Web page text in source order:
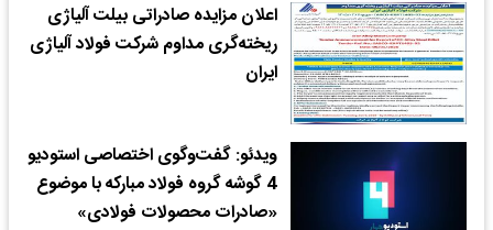
اعلان مزایده صادراتی بیلت آلیاژی
ریخته‌گری مداوم شرکت فولاد آلیاژی
ایران
ویدئو: گفت‌وگوی اختصاصی استودیو
4 گوشه گروه فولاد مبارکه با موضوع
«صادرات محصولات فولادی»